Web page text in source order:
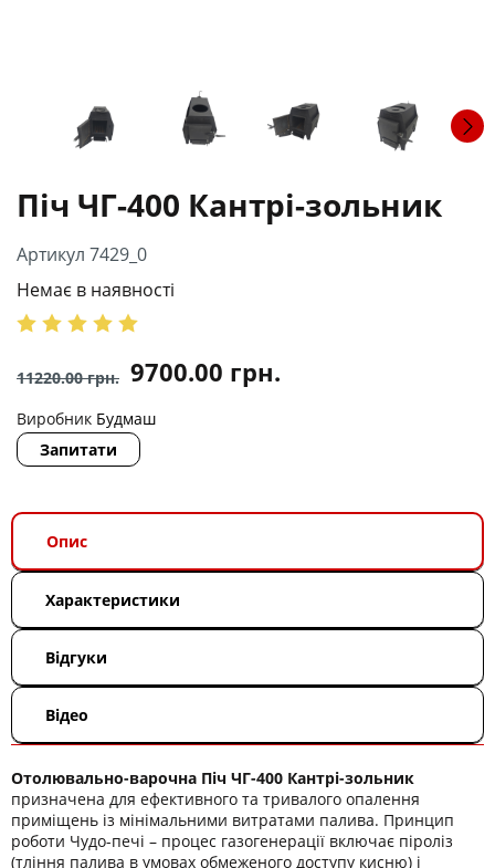
Піч ЧГ-400 Кантрі-зольник
Артикул 7429_0
Немає в наявності
11220.00грн. 9700.00 грн.
Виробник Будмаш
Запитати
Опис
Характеристики
Відгуки
Відео
Отолювально-варочна Піч ЧГ-400 Кантрі-зольник
призначена для ефективного та тривалого опалення
приміщень із мінімальними витратами палива. Принцип
роботи Чудо-печі – процес газогенерації включає піроліз
(тління палива в умовах обмеженого доступу кисню) і